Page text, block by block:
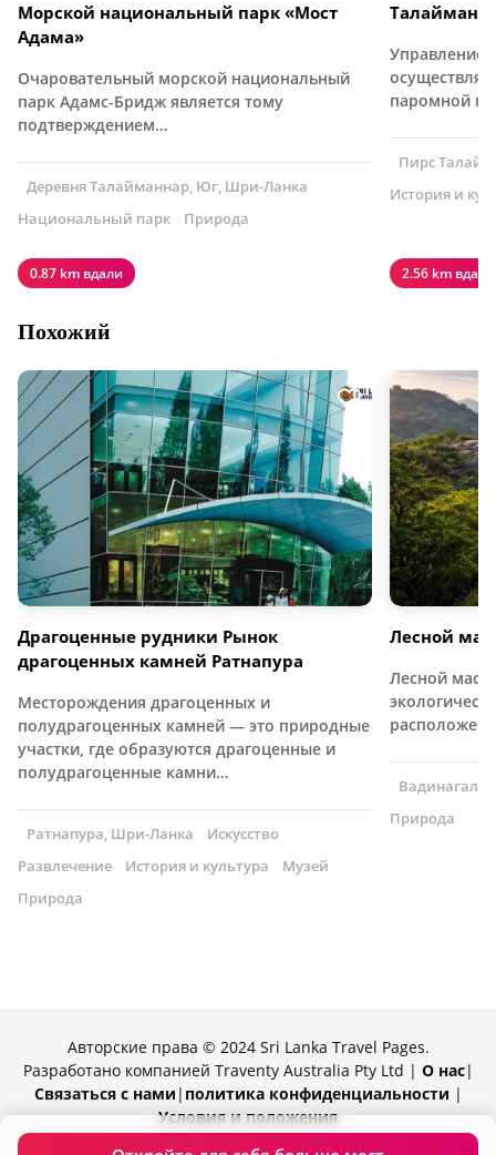
Морской национальный парк «Мост
Адама»
Очаровательный морской национальный
парк Адамс-Бридж является тому
подтверждением…
Деревня Талайманнар, Юг, Шри-Ланка
Национальный парк
Природа
0.87 km вдали
Управление
паромной
Пирс
История и
2.56 km вдали
Похожий
Драгоценные рудники Рынок
драгоценных камней Ратнапура
Месторождения драгоценных и
полудрагоценных камней — это природные
участки, где образуются драгоценные и
полудрагоценные камни…
Ратнапура, Шри-Ланка
Искусство
Развлечение
История и культура
Музей
Природа
Лесной
Лесной
Природа
Авторские права © 2024 Sri Lanka Travel Pages.
Разработано компанией Traventy Australia Pty Ltd | О нас|
Связаться с нами | политика конфиденциальности |
Условия и положения
Разработано компанией Traventy.